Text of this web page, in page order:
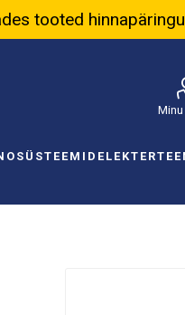
tooted
ELEKTER